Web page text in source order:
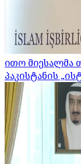
ითო მიესალმა
პაკისტანის